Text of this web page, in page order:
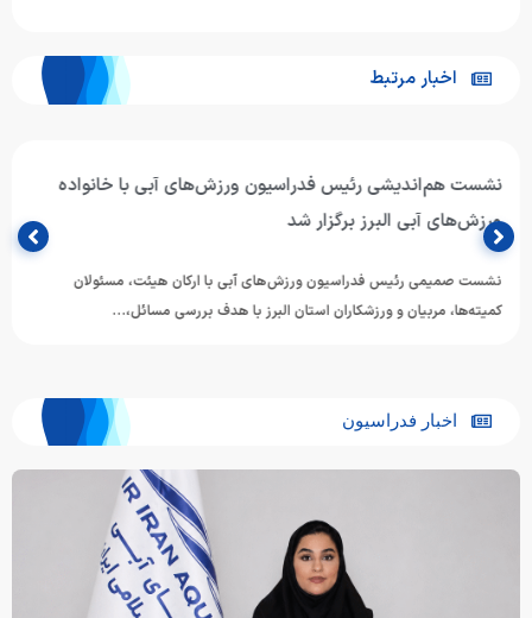
اخبار مرتبط
نشست هم‌اندیشی رئیس فدراسیون ورزش‌های آبی با خانواده
ورزش‌های آبی البرز برگزار شد
نشست صمیمی رئیس فدراسیون ورزش‌های آبی با ارکان هیئت، مسئولان
کمیته‌ها، مربیان و ورزشکاران استان البرز با هدف بررسی مسائل،…
اخبار فدراسیون